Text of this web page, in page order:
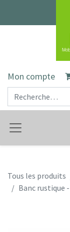
Mon compte
Tous les produits
Banc rustique